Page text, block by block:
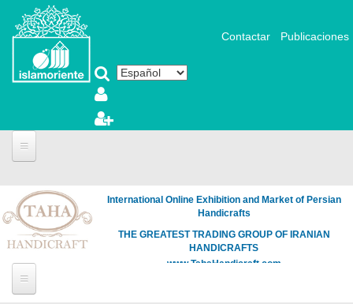
Pasar al contenido principal
Contactar Publicaciones
International Online Exhibition and Market of Persian
Handicrafts
THE GREATEST TRADING GROUP OF IRANIAN
HANDICRAFTS
www.TahaHandicraft.com